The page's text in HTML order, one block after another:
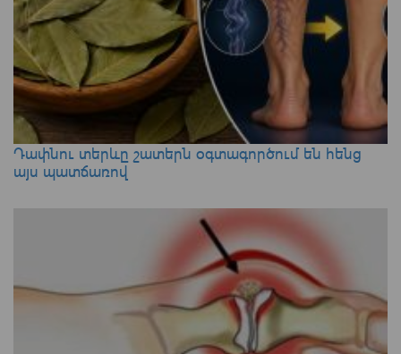
Դափնու տերևը շատերն օգտագործում են հենց
այս պատճառով